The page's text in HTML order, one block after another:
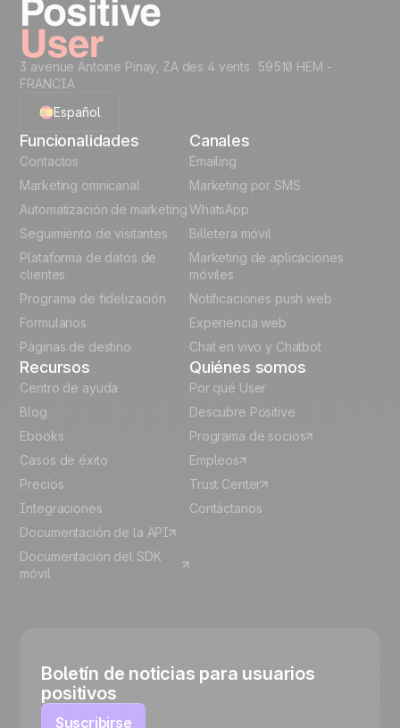
3 avenue Antoine Pinay, ZA des 4 vents 59510 HEM -
FRANCIA
Español
English
French
Polish
German
Funcionalidades
Contactos
Marketing omnicanal
Automatización de marketing
Seguimiento de visitantes
Plataforma de datos de
clientes
Programa de fidelización
Formularios
Páginas de destino
Canales
Emailing
Marketing por SMS
WhatsApp
Billetera móvil
Marketing de aplicaciones
móviles
Notificaciones push web
Experiencia web
Chat en vivo y Chatbot
Recursos
Centro de ayuda
Blog
Ebooks
Casos de éxito
Precios
Integraciones
Documentación de la API
Documentación del SDK
móvil
Quiénes somos
Por qué User
Descubre Positive
Programa de socios
Empleos
Trust Center
Contáctanos
Boletín de noticias para usuarios
positivos
Suscribirse